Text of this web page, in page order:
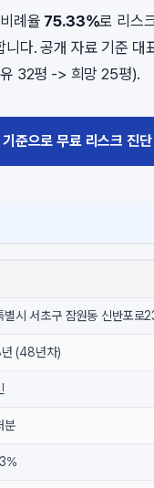
례율 75.33%로 리스
니다. 공개 자료 기준 대
32평 -> 희망 25평).
준으로 무료 리스크 진단
별시 서초구 잠원동 신반포로
(48년차)
분